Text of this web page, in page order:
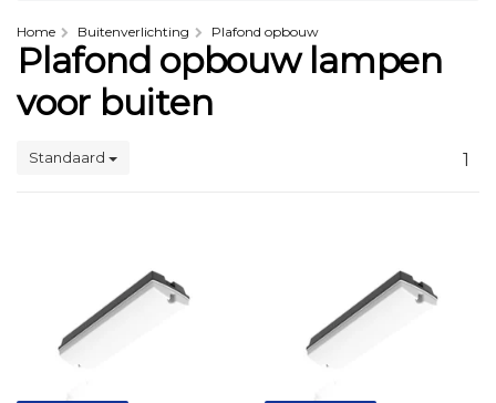
Home Buitenverlichting Plafond opbouw
Plafond opbouw lampen
voor buiten
Standaard 1